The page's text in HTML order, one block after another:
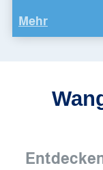
Mehr